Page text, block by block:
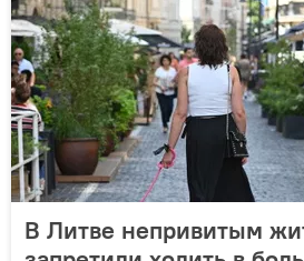
В Литве непривитым